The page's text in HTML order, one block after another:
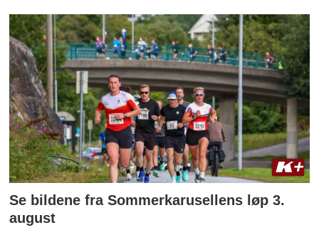
Se bildene fra Sommerkarusellens løp 3.
august